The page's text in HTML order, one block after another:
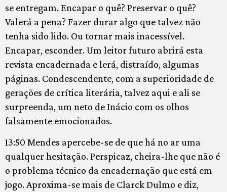
se entregam. Encapar o quê? Preservar o quê?
Valerá a pena? Fazer durar algo que talvez não
tenha sido lido. Ou tornar mais inacessível.
Encapar, esconder. Um leitor futuro abrirá esta
revista encadernada e lerá, distraído, algumas
páginas. Condescendente, com a superioridade de
gerações de crítica literária, talvez aqui e ali se
surpreenda, um neto de Inácio com os olhos
falsamente emocionados.
13:50 Mendes apercebe-se de que há no ar uma
qualquer hesitação. Perspicaz, cheira-lhe que não é
o problema técnico da encadernação que está em
jogo. Aproxima-se mais de Clarck Dulmo e diz,